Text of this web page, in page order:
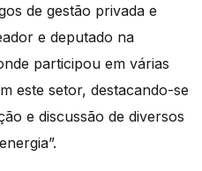
de gestão privada e
e deputado na
participou em várias
este setor, destacando-se
e discussão de diversos